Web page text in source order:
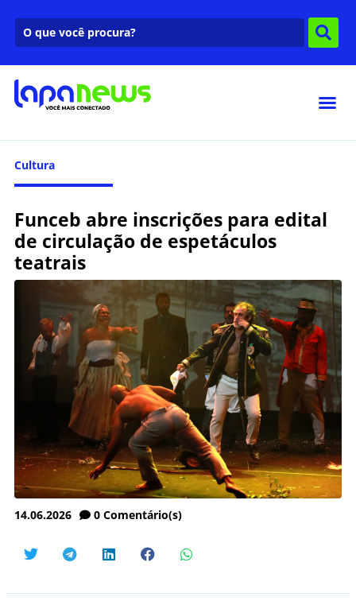
Cultura
Funceb abre inscrições para edital
de circulação de espetáculos
teatrais
14.06.2026 0 Comentário(s)